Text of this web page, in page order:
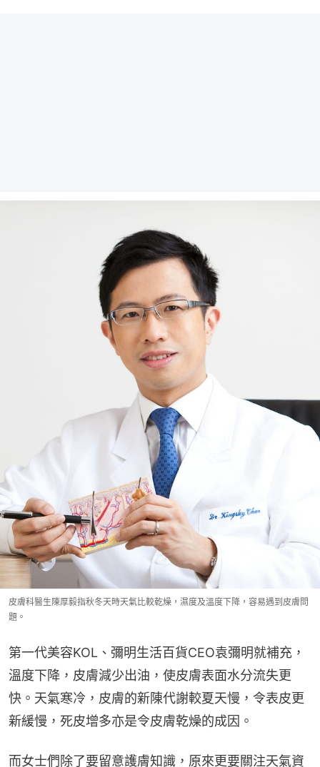
皮膚科醫生陳厚毅指秋冬天時天氣比較乾燥，濕度及溫度下降，容易遇到皮膚問
題。
第一代美容KOL、彌明生活百貨CEO袁彌明就補充，
溫度下降，皮膚減少出油，使皮膚表面水分流失更
快。天氣寒冷，皮膚的新陳代謝較夏天慢，令表皮更
新緩慢，死皮增多亦是令皮膚乾燥的成因。
而女士們除了要留意護膚知識，原來更要關注天氣資